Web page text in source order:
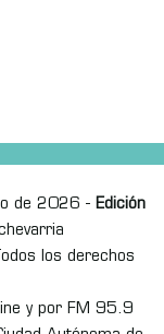
de 2026 - Edición
los derechos
y por FM 95.9